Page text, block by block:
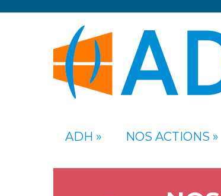
ADH NOS ACTIONS